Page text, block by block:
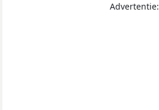
Advertentie: